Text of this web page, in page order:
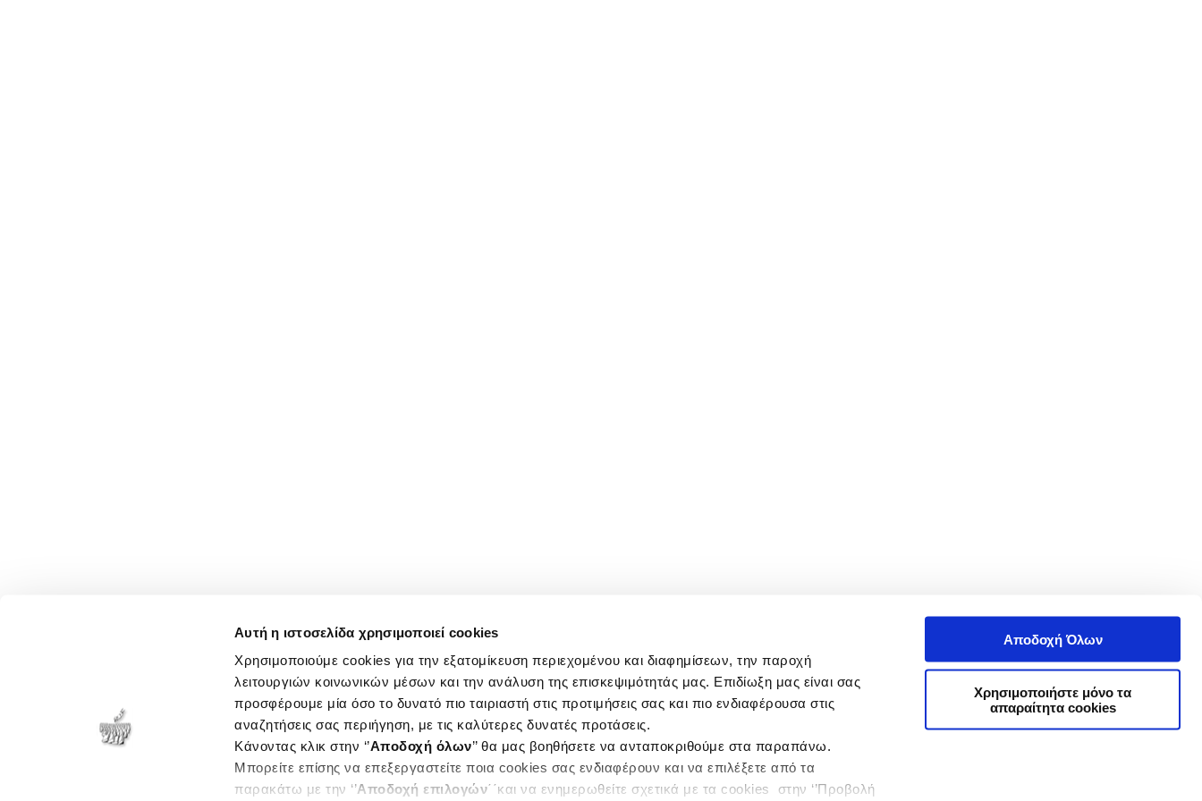
Αυτή η ιστοσελίδα χρησιμοποιεί cookies
Χρησιμοποιούμε cookies για την εξατομίκευση περιεχομένου και διαφημίσεων, την παροχή
λειτουργιών κοινωνικών μέσων και την ανάλυση της επισκεψιμότητάς μας. Επιδίωξη μας είναι σας
προσφέρουμε μία όσο το δυνατό πιο ταιριαστή στις προτιμήσεις σας και πιο ενδιαφέρουσα στις
αναζητήσεις σας περιήγηση, με τις καλύτερες δυνατές προτάσεις.
Κάνοντας κλικ στην ‘’Αποδοχή όλων’’ θα μας βοηθήσετε να ανταποκριθούμε στα παραπάνω.
Μπορείτε επίσης να επεξεργαστείτε ποια cookies σας ενδιαφέρουν και να επιλέξετε από τα
παρακάτω με την ‘’Αποδοχή επιλογών΄΄και να ενημερωθείτε σχετικά με τα cookies στην ‘’Προβολή
Αποδοχή Όλων
Χρησιμοποιήστε μόνο τα
απαραίτητα cookies